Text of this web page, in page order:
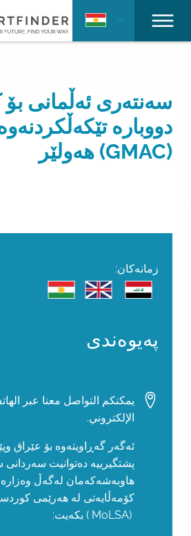
سەنتەری ئەڵمانی بۆ
دووبارە
(GMAC) ھەولێر
زمانەکان:
پەیوەندی
يمكنكم التواصل معنا عبر
الإلكتروني.
ئەگەر گەڕاویتەوە بۆ عێراق
پشتگیرییە دەتوانیت سەردانی
هاوبەشەکەمان لەگەڵ
کۆمەڵایەتی لە هەرێمی
(MoLSA ) بکەیت: